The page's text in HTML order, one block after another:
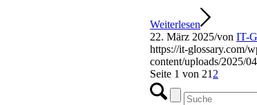
Weiterlesen
22. März 2025/von IT-
https://it-glossary.com/
content/uploads/2025/
Seite 1 von 21 2